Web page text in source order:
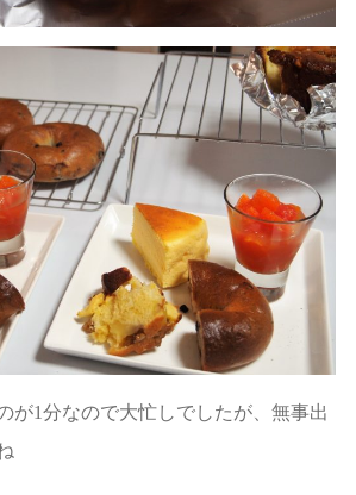
が1分なので大忙しでしたが、無事出